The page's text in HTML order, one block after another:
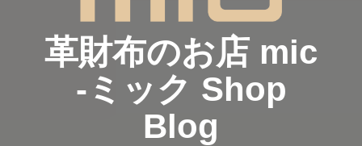
革財布のお店 mic
-ミック Shop
Blog